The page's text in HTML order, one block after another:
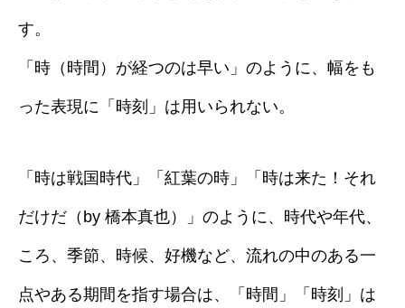
す。
「時（時間）が経つのは早い」のように、幅をも
った表現に「時刻」は用いられない。
「時は戦国時代」「紅葉の時」「時は来た！それ
だけだ（by 橋本真也）」のように、時代や年代、
ころ、季節、時候、好機など、流れの中のある一
点やある期間を指す場合は、「時間」「時刻」は